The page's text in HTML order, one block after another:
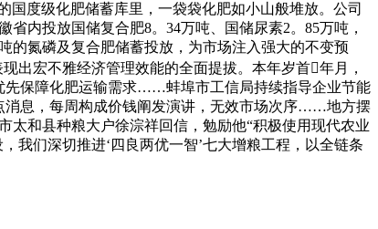
度级化肥储蓄库里，一袋袋化肥如小山般堆放。公司
内投放国储复合肥8。34万吨、国储尿素2。85万吨，
的氮磷及复合肥储蓄投放，为市场注入强大的不变预
出宏不雅经济管理效能的全面提拔。本年岁首年月，
先保障化肥运输需求……蚌埠市工信局持续指导企业节能
消息，每周构成价钱阐发演讲，无效市场次序……地方摆
太和县种粮大户徐淙祥回信，勉励他“积极使用现代农业
我们深切推进‘四良两优一智’七大增粮工程，以全链条